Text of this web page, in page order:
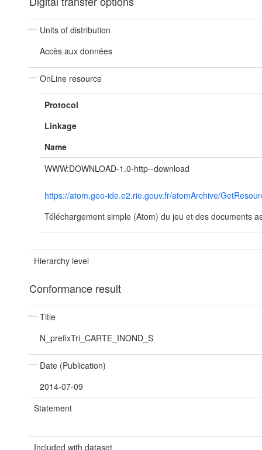
Units of distribution
Accès aux données
OnLine resource
Protocol
Linkage
Name
WWW:DOWNLOAD-1.0-http--download
https://atom.geo-ide.e2.rie.gouv.fr/atomArchive/
Téléchargement simple (Atom) du jeu et des documents
Hierarchy level
Conformance result
Title
N_prefixTri_CARTE_INOND_S
Date (Publication)
2014-07-09
Statement
Included with dataset